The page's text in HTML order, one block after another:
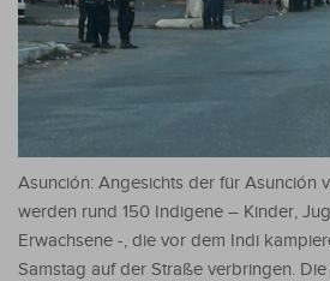
Asunción: Angesichts der für Asunción
werden rund 150 Indigene – Kinder,
Erwachsene -, die vor dem Indi
Samstag auf der Straße verbringen.